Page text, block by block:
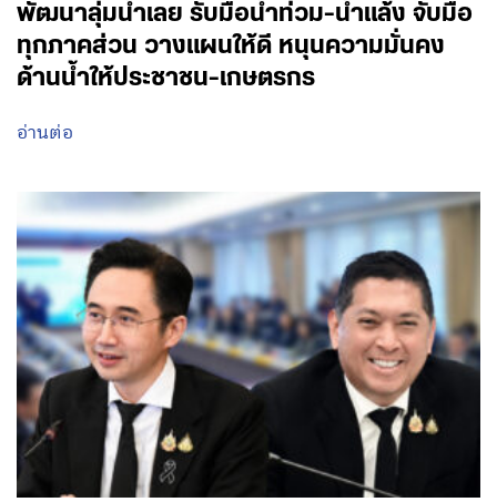
พัฒนาลุ่มน้ำเลย รับมือน้ำท่วม-น้ำแล้ง จับมือ
ทุกภาคส่วน วางแผนให้ดี หนุนความมั่นคง
ด้านน้ำให้ประชาชน-เกษตรกร
อ่านต่อ